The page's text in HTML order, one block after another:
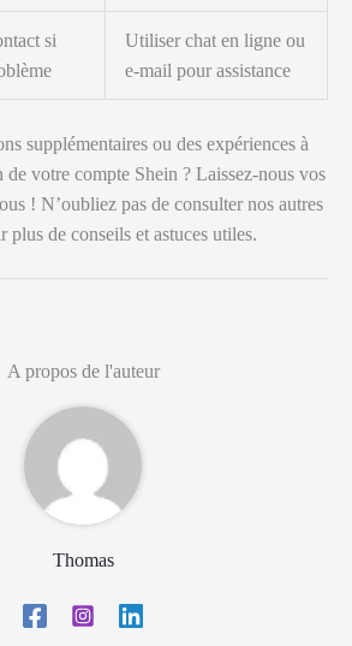
si
Utiliser chat en ligne ou
e-mail pour assistance
supplémentaires ou des expériences à
de votre compte Shein ? Laissez-nous vos
! N’oubliez pas de consulter nos autres
plus de conseils et astuces utiles.
A propos de l'auteur
Thomas